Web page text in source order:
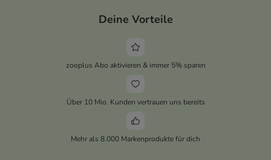
Deine Vorteile
zooplus Abo aktivieren & immer 5% sparen
Über 10 Mio. Kunden vertrauen uns bereits
Mehr als 8.000 Markenprodukte für dich